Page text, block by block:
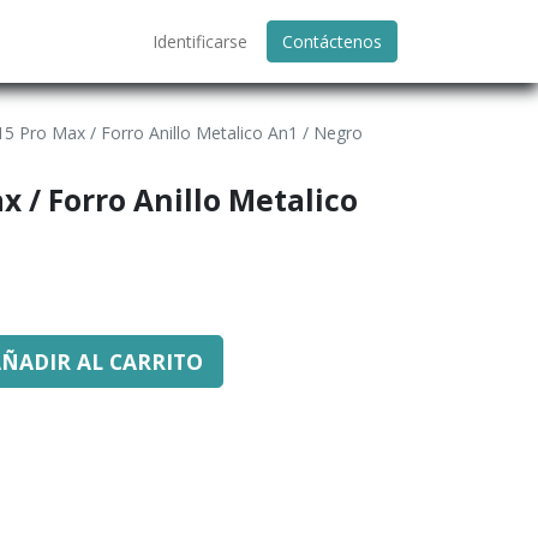
Identificarse Contáctenos
Pro Max / Forro Anillo Metalico An1 / Negro
/ Forro Anillo Metalico
AL CARRITO